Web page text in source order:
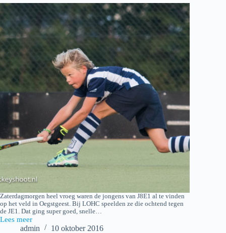
0]
Zaterdagmorgen heel vroeg waren de jongens van J8E1 al te vinden
op het veld in Oegstgeest. Bij LOHC speelden ze die ochtend tegen
de JE1. Dat ging super goed, snelle…
Lees meer
2016-
admin 10 oktober 2016